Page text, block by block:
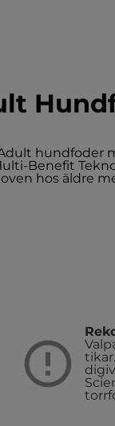
hundfoder
Benefit
hos äldre